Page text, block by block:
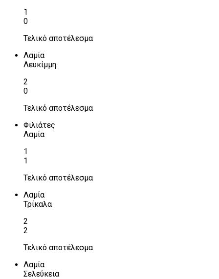
1
0
Τελικό αποτέλεσμα
Λαμία
Λευκίμμη
2
0
Τελικό αποτέλεσμα
Φιλιάτες
Λαμία
1
1
Τελικό αποτέλεσμα
Λαμία
Τρίκαλα
2
2
Τελικό αποτέλεσμα
Λαμία
Σελεύκεια